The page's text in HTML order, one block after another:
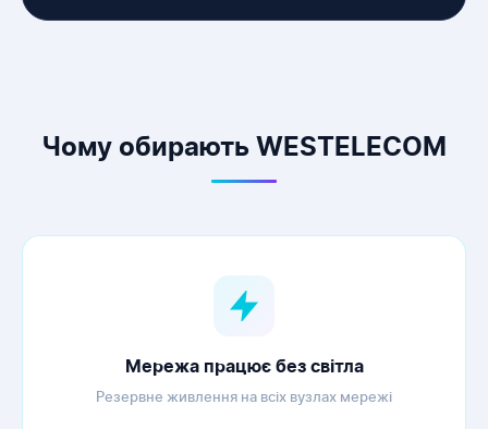
Чому обирають WESTELECOM
Мережа працює без світла
Резервне живлення на всіх вузлах мережі